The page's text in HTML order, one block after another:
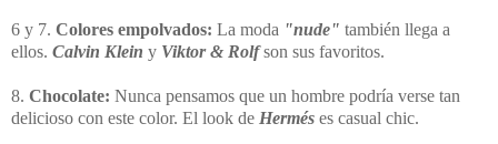
6 y 7. Colores empolvados: La moda "nude" también llega a
ellos. Calvin Klein y Viktor & Rolfson sus favoritos.
8. Chocolate: Nunca pensamos que un hombre podría verse tan
delicioso con este color. El look de Hermés es casual chic.